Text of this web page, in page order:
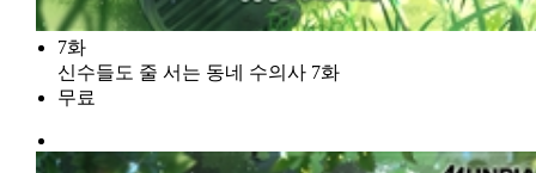
7화
신수들도 줄 서는 동네 수의사 7화
무료